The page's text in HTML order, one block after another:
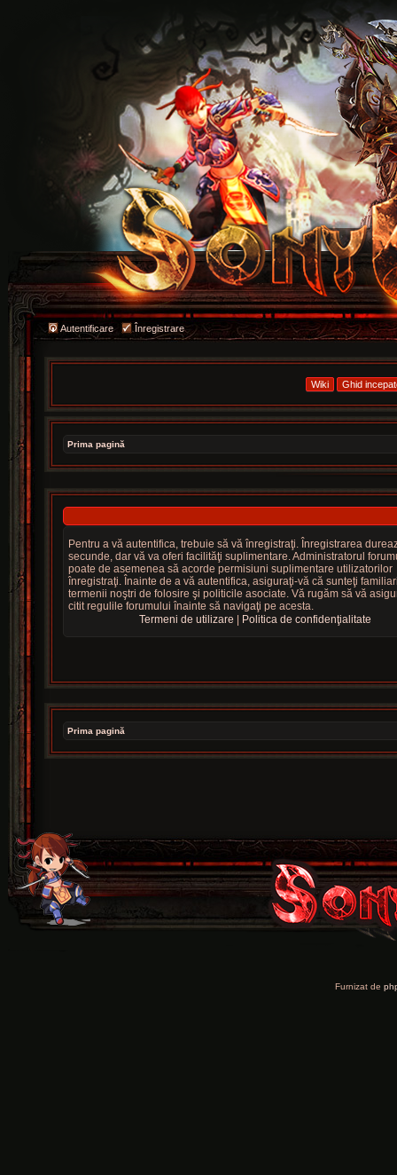
Autentificare Înregistrare
Prima pagină
Pentru a vă autentifica, trebuie să vă înregistraţi. Înregistrarea
secunde, dar vă va oferi facilităţi suplimentare. Administratorul
poate de asemenea să acorde permisiuni suplimentare utilizatorilor
înregistraţi. Înainte de a vă autentifica, asiguraţi-vă că sunteţi
termenii noştri de folosire şi politicile asociate. Vă rugăm să vă
citit regulile forumului înainte să navigaţi pe acesta.
Termeni de utilizare
Politica de confidenţialitate
Prima pagină
Furnizat de